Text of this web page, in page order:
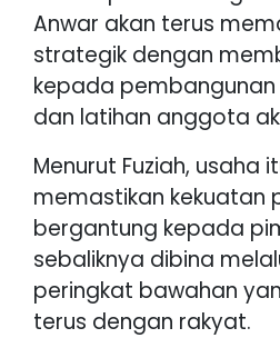
Anwar akan terus
strategik dengan
kepada
dan latihan anggota
Menurut Fuziah, usaha
memastikan kekuatan
bergantung kepada
sebaliknya dibina
peringkat bawahan
terus dengan rakyat.